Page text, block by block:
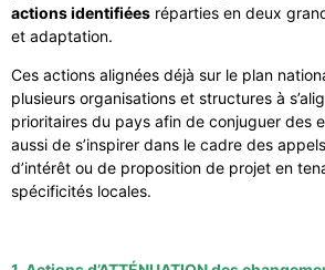
actions identifiées réparties en deux
et adaptation.
Ces actions alignées déjà sur le plan
plusieurs organisations et structures à
prioritaires du pays afin de conjuguer des
aussi de s’inspirer dans le cadre des
d’intérêt ou de proposition de projet en
spécificités locales.